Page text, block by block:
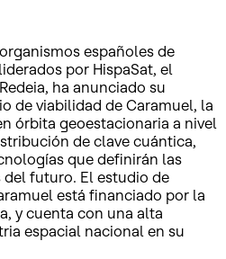
españoles de
por HispaSat, el
ha anunciado su
de viabilidad de Caramuel, la
órbita geoestacionaria a nivel
de clave cuántica,
que definirán las
futuro. El estudio de
está financiado por la
y cuenta con una alta
espacial nacional en su